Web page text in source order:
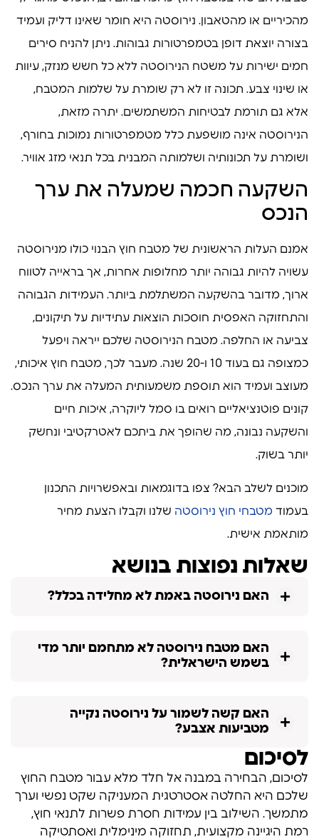
מהכיריים או מהטאבון. נירוסטה היא חומר שאינו דליק ועמיד
בצורה יוצאת דופן בטמפרטורות גבוהות. ניתן להניח סירים
חמים ישירות על משטח הנירוסטה ללא כל חשש מנזק, עיוות
או שינוי צבע. תכונה זו לא רק שומרת על שלמות המטבח,
אלא גם תורמת לבטיחות המשתמשים. יתרה מזאת,
הנירוסטה אינה מושפעת כלל מטמפרטורות נמוכות בחורף,
ושומרת על תכונותיה ושלמותה המבנית בכל תנאי מזג אוויר.
השקעה חכמה שמעלה את ערך
הנכס
אמנם העלות הראשונית של מטבח חוץ הבנוי כולו מנירוסטה
עשויה להיות גבוהה יותר מחלופות אחרות, אך בראייה לטווח
ארוך, מדובר בהשקעה המשתלמת ביותר. העמידות הגבוהה
והתחזוקה האפסית חוסכות הוצאות עתידיות על תיקונים,
צביעה או החלפה. מטבח הנירוסטה שלכם ייראה ויפעל
כמצופה גם בעוד 10 ו-20 שנה. מעבר לכך, מטבח חוץ איכותי,
מעוצב ועמיד הוא תוספת משמעותית המעלה את ערך הנכס.
קונים פוטנציאליים רואים בו סמל ליוקרה, איכות חיים
והשקעה נבונה, מה שהופך את ביתכם לאטרקטיבי ונחשק
יותר בשוק.
מוכנים לשלב הבא? צפו בדוגמאות ובאפשרויות התכנון
בעמוד מטבחי חוץ נירוסטה שלנו וקבלו הצעת מחיר
מותאמת אישית.
שאלות נפוצות בנושא
האם נירוסטה באמת לא מחלידה בכלל?
האם מטבח נירוסטה לא מתחמם יותר מדי
בשמש הישראלית?
האם קשה לשמור על נירוסטה נקייה
מטביעות אצבע?
לסיכום
לסיכום, הבחירה במבנה אל חלד מלא עבור מטבח החוץ
שלכם היא החלטה אסטרטגית המעניקה שקט נפשי וערך
מתמשך. השילוב בין עמידות חסרת פשרות לתנאי חוץ,
רמת היגיינה מקצועית, תחזוקה מינימלית ואסתטיקה